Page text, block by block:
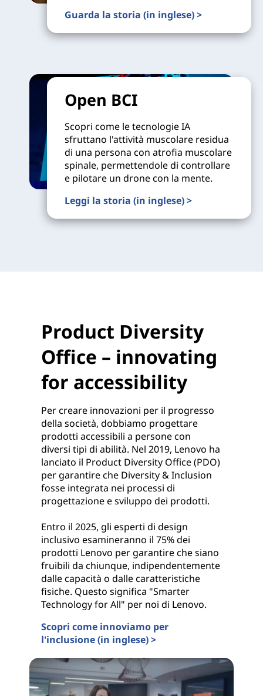
Guarda la storia (in inglese) >
Open BCI
Scopri come le tecnologie IA
sfruttano l'attività muscolare residua
di una persona con atrofia muscolare
spinale, permettendole di controllare
e pilotare un drone con la mente.
Leggi la storia (in inglese) >
Product Diversity
Office – innovating
for accessibility
Per creare innovazioni per il progresso
della società, dobbiamo progettare
prodotti accessibili a persone con
diversi tipi di abilità. Nel 2019, Lenovo ha
lanciato il Product Diversity Office (PDO)
per garantire che Diversity & Inclusion
fosse integrata nei processi di
progettazione e sviluppo dei prodotti.
Entro il 2025, gli esperti di design
inclusivo esamineranno il 75% dei
prodotti Lenovo per garantire che siano
fruibili da chiunque, indipendentemente
dalle capacità o dalle caratteristiche
fisiche. Questo significa "Smarter
Technology for All" per noi di Lenovo.
Scopri come innoviamo per
l'inclusione (in inglese) >